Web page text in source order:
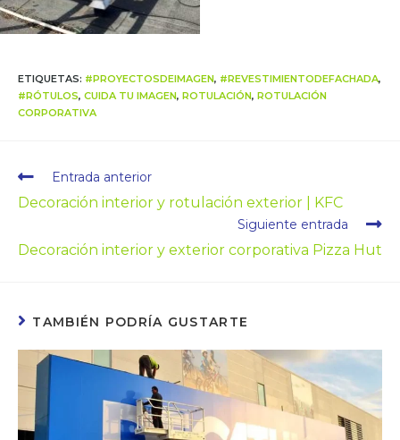
ETIQUETAS: #PROYECTOSDEIMAGEN, #REVESTIMIENTODEFACHADA,
#RÓTULOS, CUIDA TU IMAGEN, ROTULACIÓN, ROTULACIÓN
CORPORATIVA
Entrada anterior
Decoración interior y rotulación exterior | KFC
Siguiente entrada
Decoración interior y exterior corporativa Pizza Hut
TAMBIÉN PODRÍA GUSTARTE